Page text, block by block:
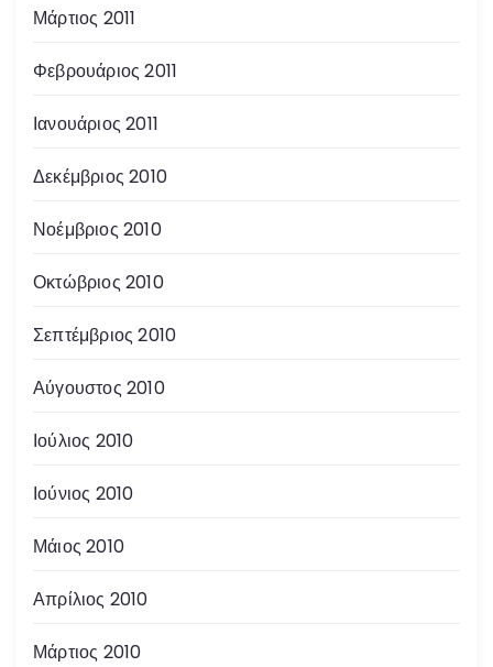
Μάρτιος 2011
Φεβρουάριος 2011
Ιανουάριος 2011
Δεκέμβριος 2010
Νοέμβριος 2010
Οκτώβριος 2010
Σεπτέμβριος 2010
Αύγουστος 2010
Ιούλιος 2010
Ιούνιος 2010
Μάιος 2010
Απρίλιος 2010
Μάρτιος 2010